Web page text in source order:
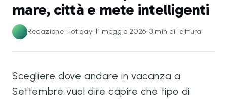
mare, città e mete intelligenti
Redazione Hotiday· 11 maggio 2026·3 min di lettura
Scegliere dove andare in vacanza a
Settembre vuol dire capire che tipo di